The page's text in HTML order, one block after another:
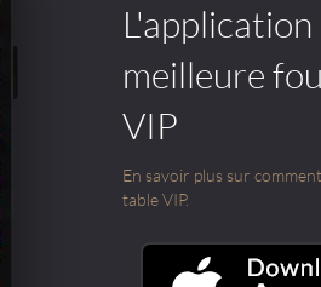
meilleure
VIP
En savoir plus sur
table VIP.